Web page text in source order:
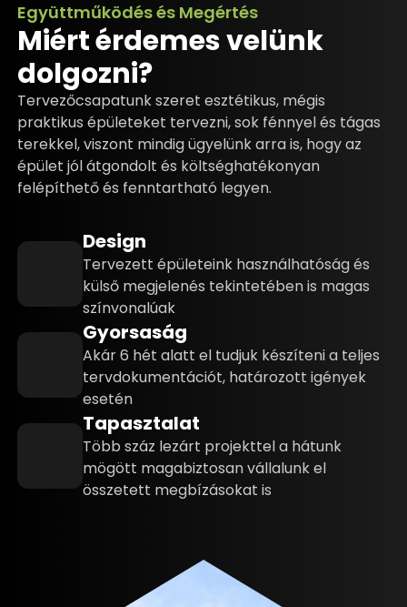
Együttműködés és Megértés
Miért érdemes velünk
dolgozni?
Tervezőcsapatunk szeret esztétikus, mégis
praktikus épületeket tervezni, sok fénnyel és tágas
terekkel, viszont mindig ügyelünk arra is, hogy az
épület jól átgondolt és költséghatékonyan
felépíthető és fenntartható legyen.
Design
Tervezett épületeink használhatóság és
külső megjelenés tekintetében is magas
színvonalúak
Gyorsaság
Akár 6 hét alatt el tudjuk készíteni a teljes
tervdokumentációt, határozott igények
esetén
Tapasztalat
Több száz lezárt projekttel a hátunk
mögött magabiztosan vállalunk el
összetett megbízásokat is